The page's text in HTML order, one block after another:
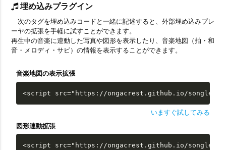
埋め込みプラグイン
次のタグを埋め込みコードと一緒に記述すると、外部埋め込みプレ
ーヤの拡張を手軽に試すことができます。
再生中の音楽に連動した写真や図形を表示したり、音楽地図（拍・和
音・メロディ・サビ）の情報を表示することができます。
音楽地図の表示拡張
<script src="https://ongacrest.github.io/songle-
いますぐ試してみる
図形連動拡張
<script src="https://ongacrest.github.io/songle-